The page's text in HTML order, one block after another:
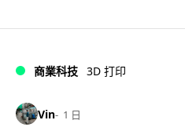
商業科技 3D 打印
Vin 1 日